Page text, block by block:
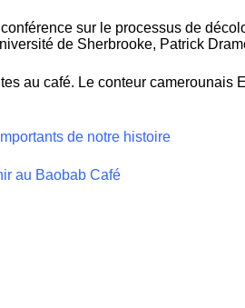
sur le processus de
de Sherbrooke, Patrick
au café. Le conteur camerounais
de notre histoire
au Baobab Café